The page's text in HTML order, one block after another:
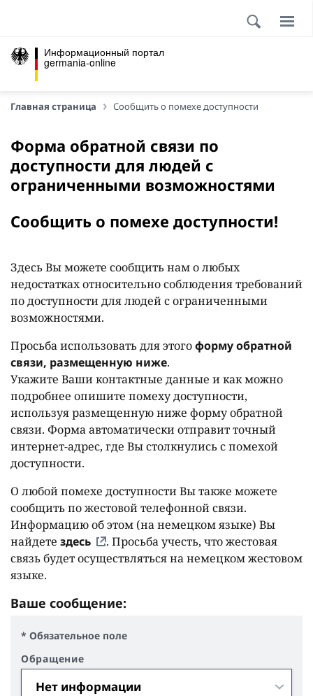
Информационный портал
germania-online
Главная страница Сообщить о помехе доступности
Форма обратной связи по
доступности для людей с
ограниченными возможностями
Сообщить о помехе доступности!
Здесь Вы можете сообщить нам о любых
недостатках относительно соблюдения требований
по доступности для людей с ограниченными
возможностями.
Просьба использовать для этогоформу обратной
связи, размещенную ниже.
Укажите Ваши контактные данные и как можно
подробнее опишите помеху доступности,
используя размещенную ниже форму обратной
связи. Форма автоматически отправит точный
интернет-адрес, где Вы столкнулись с помехой
доступности.
О любой помехе доступности Вы также можете
сообщить по жестовой телефонной связи.
Информацию об этом (на немецком языке) Вы
найдете здесь
. Просьба учесть, что жестовая
связь будет осуществляться на немецком жестовом
языке.
Ваше сообщение:
* Обязательное поле
Обращение